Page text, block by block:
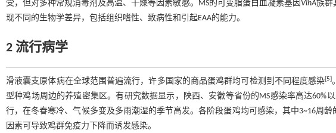
受，但对多种常规消毒剂及高温、干燥等因素敏感。MS的可变脂蛋白血凝素基因 VlhA族群
现不同的生物学差异，包括组织嗜性、致病性和引起EAA的能力。
2 流行病学
滑液囊支原体病在全球范围普遍流行，许多国家的商品蛋鸡群均可检测到不同程度感染[5]
型种鸡场周边的养殖密集区。有研究数据显示，陕西、安徽等省份的MS感染率高达60%
行，在冬春寒冷、气候多变及多雨潮湿的季节高发。各阶段蛋鸡均可感染，其中3~16周
因素可导致鸡群免疫力下降而诱发感染。